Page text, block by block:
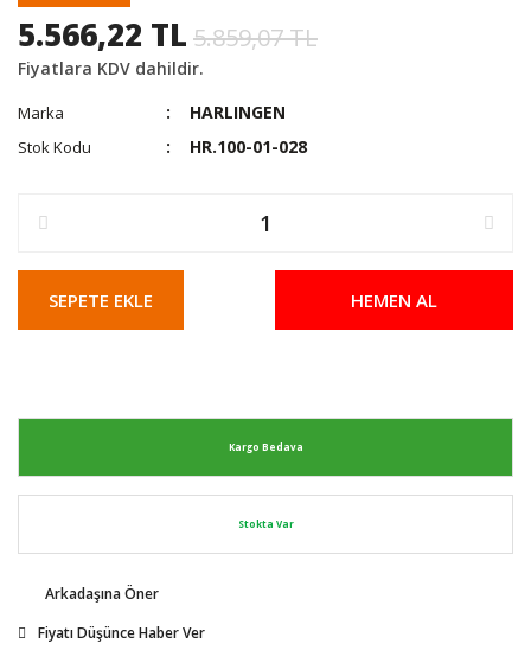
5.566,22 TL 5.859,07 TL
Fiyatlara KDV dahildir.
Marka HARLINGEN
Stok Kodu HR.100-01-028
SEPETE EKLE HEMEN AL
Kargo Bedava
Stokta Var
Arkadaşına Öner
Fiyatı Düşünce Haber Ver